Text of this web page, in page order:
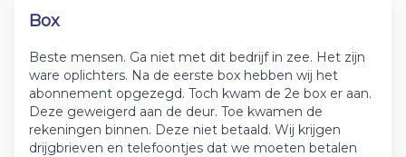
Box
Beste mensen. Ga niet met dit bedrijf in zee. Het zijn
ware oplichters. Na de eerste box hebben wij het
abonnement opgezegd. Toch kwam de 2e box er aan.
Deze geweigerd aan de deur. Toe kwamen de
rekeningen binnen. Deze niet betaald. Wij krijgen
drijgbrieven en telefoontjes dat we moeten betalen